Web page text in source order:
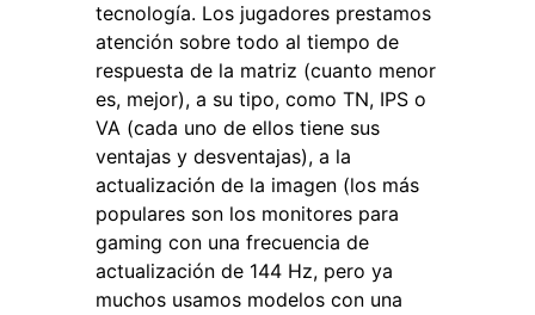
tecnología. Los jugadores prestamos
atención sobre todo al tiempo de
respuesta de la matriz (cuanto menor
es, mejor), a su tipo, como TN, IPS o
VA (cada uno de ellos tiene sus
ventajas y desventajas), a la
actualización de la imagen (los más
populares son los monitores para
gaming con una frecuencia de
actualización de 144 Hz, pero ya
muchos usamos modelos con una